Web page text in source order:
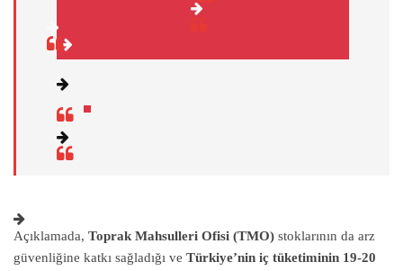
Açıklamada, Toprak Mahsulleri Ofisi (TMO) stoklarının da arz
güvenliğine katkı sağladığı ve Türkiye’nin iç tüketiminin 19-20